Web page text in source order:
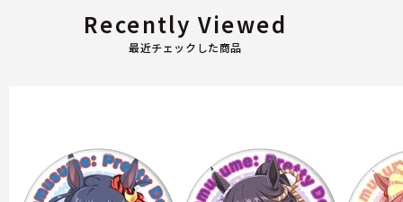
最近チェックした商品
Recently Viewed